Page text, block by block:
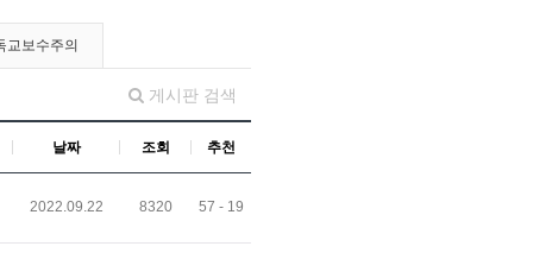
교보수주의
게시판 검색
날짜 조회 추천
2022.09.22 8320 57 - 19